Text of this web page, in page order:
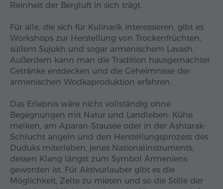
Reinheit der Bergluft in sich trägt.
Für alle, die sich für Kulinarik interessieren, gibt es
Workshops zur Herstellung von Trockenfrüchten,
süßem Sujukh und sogar armenischem Lavash.
Außerdem kann man die Tradition hausgemachter
Getränke entdecken und die Geheimnisse der
armenischen Wodkaproduktion erfahren.
Das Erlebnis wäre nicht vollständig ohne
Begegnungen mit Natur und Landleben: Kühe
melken, am Aparan-Stausee oder in der Ashtarak-
Schlucht angeln und den Herstellungsprozess des
Duduks miterleben, jenes Nationalinstruments,
dessen Klang längst zum Symbol Armeniens
geworden ist. Für Aktivurlauber gibt es die
Möglichkeit, Zelte zu mieten und so die Stille der